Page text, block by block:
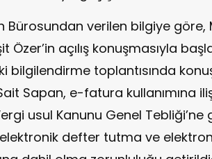
Bürosundan verilen bilgiye göre,
Özer’in açılış konuşmasıyla
bilgilendirme toplantısında
Sapan, e-fatura kullanımına
usul Kanunu Genel Tebliği’ne
elektronik defter tutma ve